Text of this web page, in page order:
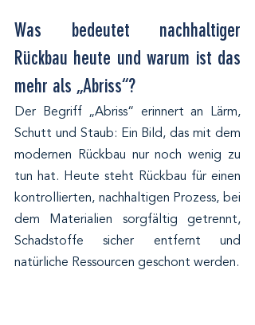
Was bedeutet nachhaltiger
Rückbau heute und warum ist das
mehr als „Abriss“?
Der Begriff „Abriss“ erinnert an Lärm,
Schutt und Staub: Ein Bild, das mit dem
modernen Rückbau nur noch wenig zu
tun hat. Heute steht Rückbau für einen
kontrollierten, nachhaltigen Prozess, bei
dem Materialien sorgfältig getrennt,
Schadstoffe sicher entfernt und
natürliche Ressourcen geschont werden.